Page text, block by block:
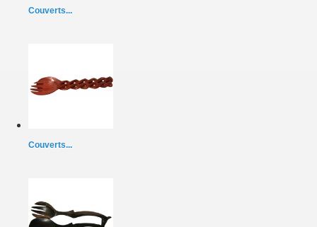
Couverts...
Couverts...